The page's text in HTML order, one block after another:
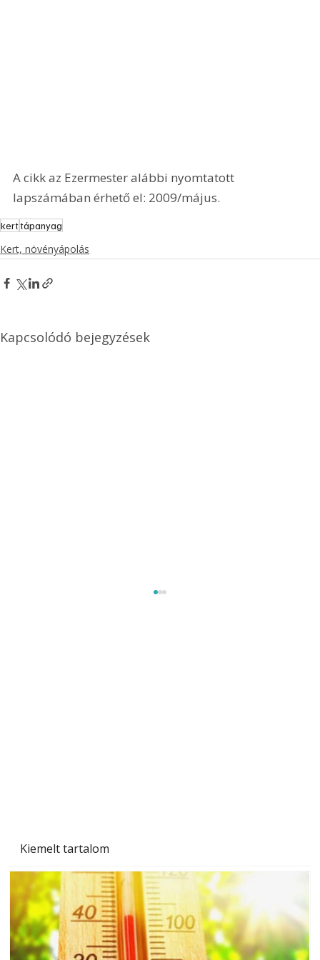
Kiemelt tartalom
A cikk az Ezermester alábbi nyomtatott
lapszámában érhető el: 2009/május.
kerttápanyag
Kert, növényápolás
Kapcsolódó bejegyzések